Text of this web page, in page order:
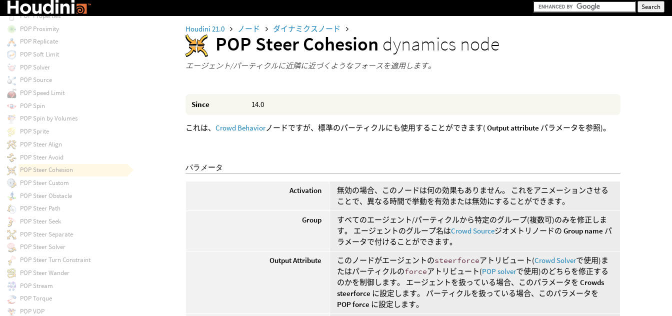
Houdini 21.0 ノード ダイナミクスノード
POP Steer Cohesion dynamics node
エージェント/パーティクルに近隣に近づくようなフォースを適用します。
Since 14.0
これは、Crowd Behaviorノードですが、標準のパーティクルにも使用することができます(Output attribute パラメータを参照)。
パラメータ
Activation
無効の場合、このノードは何の効果もありません。 これをアニメーションさせる
ことで、異なる時間で挙動を有効または無効にすることができます。
Group
すべてのエージェント/パーティクルから特定のグループ(複数可)のみを修正しま
す。 エージェントのグループ名はCrowd SourceジオメトリノードのGroup name パ
ラメータで付けることができます。
Output Attribute
このノードがエージェントのsteerforceアトリビュート(Crowd Solverで使用)ま
たはパーティクルのforceアトリビュート(POP solverで使用)のどちらを修正する
のかを制御します。 エージェントを扱っている場合、このパラメータをCrowds
steerforce に設定します。 パーティクルを扱っている場合、このパラメータを
POP force に設定します。
POP Object
POP Properties
POP Proximity
POP Replicate
POP Soft Limit
POP Solver
POP Source
POP Speed Limit
POP Spin
POP Spin by Volumes
POP Sprite
POP Steer Align
POP Steer Avoid
POP Steer Cohesion
POP Steer Custom
POP Steer Obstacle
POP Steer Path
POP Steer Seek
POP Steer Separate
POP Steer Solver
POP Steer Turn Constraint
POP Steer Wander
POP Stream
POP Torque
POP VOP